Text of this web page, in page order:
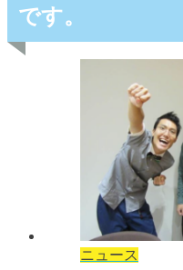
です。
ニュース